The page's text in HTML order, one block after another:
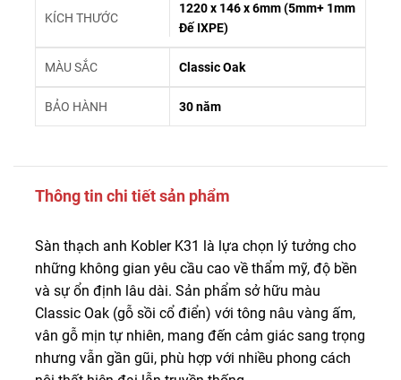
KÍCH THƯỚC
1220 x 146 x 6mm (5mm+ 1mm
Đế IXPE)
MÀU SẮC Classic Oak
BẢO HÀNH 30 năm
Thông tin chi tiết sản phẩm
Sàn thạch anh Kobler K31 là lựa chọn lý tưởng cho
những không gian yêu cầu cao về thẩm mỹ, độ bền
và sự ổn định lâu dài. Sản phẩm sở hữu màu
Classic Oak (gỗ sồi cổ điển) với tông nâu vàng ấm,
vân gỗ mịn tự nhiên, mang đến cảm giác sang trọng
nhưng vẫn gần gũi, phù hợp với nhiều phong cách